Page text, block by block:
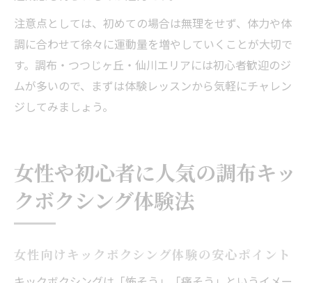
注意点としては、初めての場合は無理をせず、体力や体
調に合わせて徐々に運動量を増やしていくことが大切で
す。調布・つつじヶ丘・仙川エリアには初心者歓迎のジ
ムが多いので、まずは体験レッスンから気軽にチャレン
ジしてみましょう。
女性や初心者に人気の調布キッ
クボクシング体験法
女性向けキックボクシング体験の安心ポイント